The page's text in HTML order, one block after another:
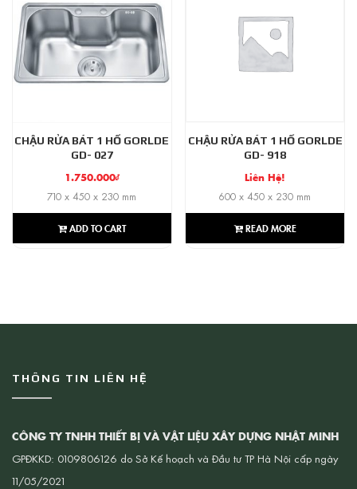
CHẬU RỬA BÁT 1 HỐ GORLDE
GD- 027
1.750.000₫
710 x 450 x 230 mm
ADD TO CART
CHẬU RỬA BÁT 1 HỐ GORLDE
GD- 918
Liên Hệ!
600 x 450 x 230 mm
READ MORE
THÔNG TIN LIÊN HỆ
CÔNG TY TNHH THIẾT BỊ VÀ VẬT LIỆU XÂY DỰNG NHẬT MINH
GPĐKKD: 0109806126 do Sở Kế hoạch và Đầu tư TP Hà Nội cấp ngày
11/05/2021